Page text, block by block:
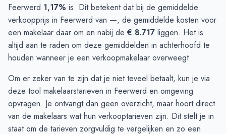
Feerwerd 1,17% is. Dit betekent dat bij de gemiddelde
verkoopprijs in Feerwerd van —, de gemiddelde kosten voor
een makelaar daar om en nabij de € 8.717 liggen. Het is
altijd aan te raden om deze gemiddelden in achterhoofd te
houden wanneer je een verkoopmakelaar overweegt.
Om er zeker van te zijn dat je niet teveel betaalt, kun je via
deze tool makelaarstarieven in Feerwerd en omgeving
opvragen. Je ontvangt dan geen overzicht, maar hoort direct
van de makelaars wat hun verkooptarieven zijn. Dit stelt je in
staat om de tarieven zorgvuldig te vergelijken en zo een